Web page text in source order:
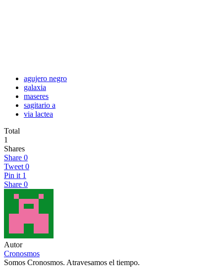
agujero negro
galaxia
maseres
sagitario a
via lactea
Total
1
Shares
Share 0
Tweet 0
Pin it 1
Share 0
Autor
Cronosmos
Somos Cronosmos. Atravesamos el tiempo.